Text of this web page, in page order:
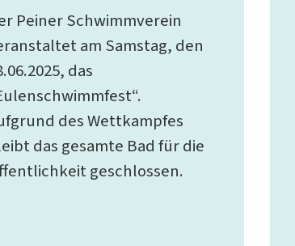
Peiner Schwimmverein
am Samstag, den
das
des Wettkampfes
das gesamte Bad für die
geschlossen.